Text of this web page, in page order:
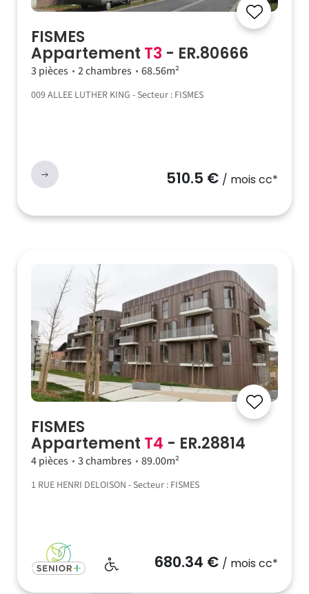
FISMES
Appartement T3 - ER.80666
3 pièces 2 chambres 68.56m²
009 ALLEE LUTHER KING - Secteur : FISMES
510.5 € / mois cc*
FISMES
Appartement T4 - ER.28814
4 pièces 3 chambres 89.00m²
1 RUE HENRI DELOISON - Secteur : FISMES
680.34 € / mois cc*